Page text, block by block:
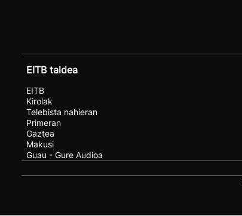
EITB taldea
EITB
Kirolak
Telebista nahieran
Primeran
Gaztea
Makusi
Guau - Gure Audioa